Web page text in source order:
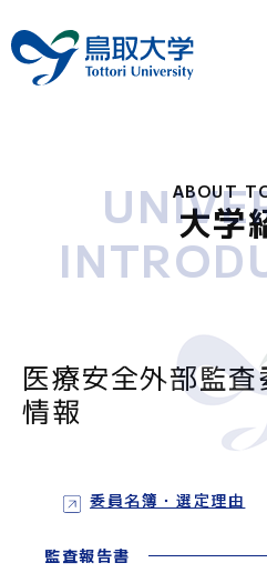
ABOUT
大学
医療安全外部監
情報
委員名簿・選定理由
監査報告書